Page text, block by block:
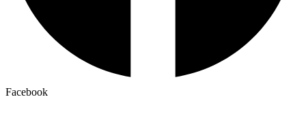
Facebook